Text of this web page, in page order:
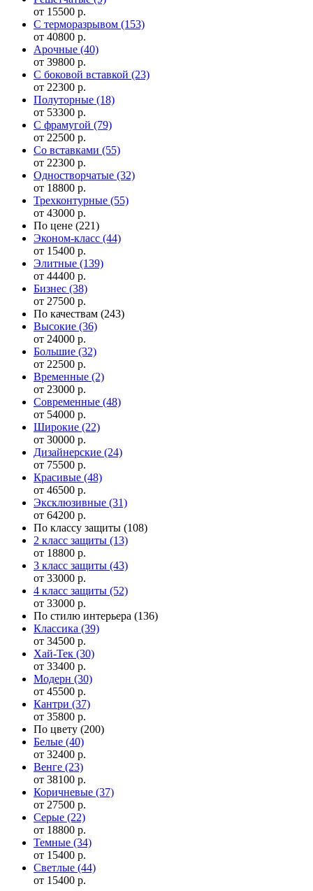
от 15500 р.
С терморазрывом (153)
от 40800 р.
Арочные (40)
от 39800 р.
С боковой вставкой (23)
от 22300 р.
Полуторные (18)
от 53300 р.
С фрамугой (79)
от 22500 р.
Cо вставками (55)
от 22300 р.
Одностворчатые (32)
от 18800 р.
Трехконтурные (55)
от 43000 р.
По цене (221)
Эконом-класс (44)
от 15400 р.
Элитные (139)
от 44400 р.
Бизнес (38)
от 27500 р.
По качествам (243)
Высокие (36)
от 24000 р.
Большие (32)
от 22500 р.
Временные (2)
от 23000 р.
Современные (48)
от 54000 р.
Широкие (22)
от 30000 р.
Дизайнерские (24)
от 75500 р.
Красивые (48)
от 46500 р.
Эксклюзивные (31)
от 64200 р.
По классу защиты (108)
2 класс защиты (13)
от 18800 р.
3 класс защиты (43)
от 33000 р.
4 класс защиты (52)
от 33000 р.
По стилю интерьера (136)
Классика (39)
от 34500 р.
Хай-Тек (30)
от 33400 р.
Модерн (30)
от 45500 р.
Кантри (37)
от 35800 р.
По цвету (200)
Белые (40)
от 32400 р.
Венге (23)
от 38100 р.
Коричневые (37)
от 27500 р.
Серые (22)
от 18800 р.
Темные (34)
от 15400 р.
Светлые (44)
от 15400 р.